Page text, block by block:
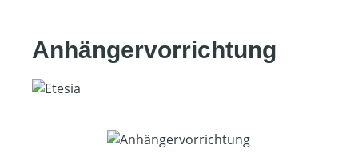
Anhängervorrichtung
Bildergalerie überspringen